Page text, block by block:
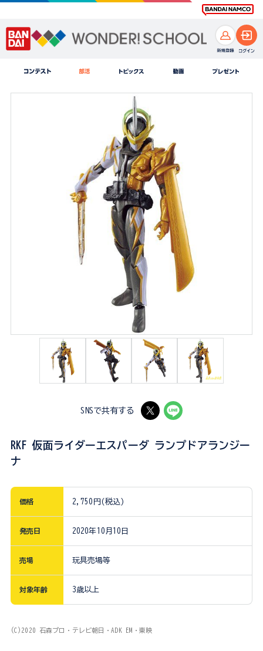
SNSで共有する
RKF 仮面ライダーエスパーダ ランプドアランジー
ナ
価格 2,750円(税込)
発売日 2020年10月10日
売場 玩具売場等
対象年齢 3歳以上
(C)2020 石森プロ・テレビ朝日・ADK EM・東映